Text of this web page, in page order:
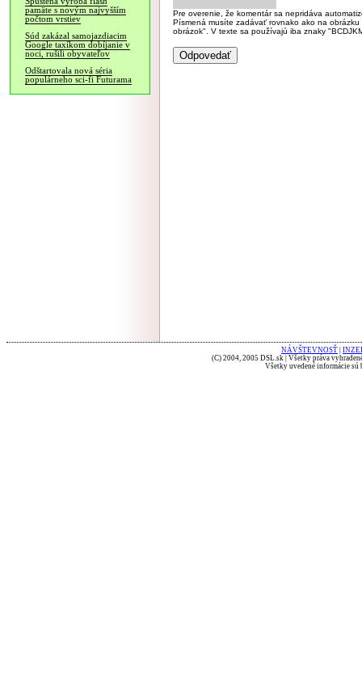
pamäte s novým najvyšším
počtom vrstiev
Súd zakázal samojazdiacim
Google taxíkom dobíjanie v
noci, rušili obyvateľov
Odštartovala nová séria
populárneho sci-fi Futurama
Pre overenie, že komentár sa nepridáva
Písmená musíte zadávať rovnako ako na
obrázok". V texte sa používajú iba znaky
NÁVŠTEVNOSŤ
(C) 2004, 2005 DSL.sk | Všetky práva
Všetky uvedené informácie sú